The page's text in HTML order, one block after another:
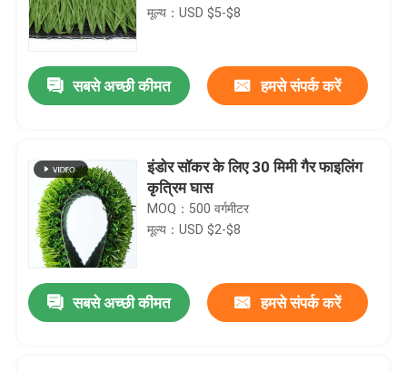
मूल्य：USD $5-$8
सबसे अच्छी कीमत हमसे संपर्क करें
इंडोर सॉकर के लिए 30 मिमी गैर फाइलिंग
कृत्रिम घास
MOQ：500 वर्गमीटर
मूल्य：USD $2-$8
सबसे अच्छी कीमत हमसे संपर्क करें